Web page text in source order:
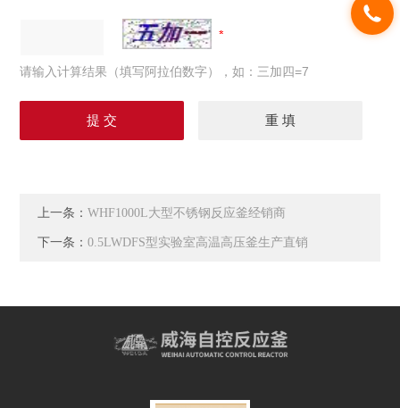
请输入计算结果（填写阿拉伯数字），如：三加四=7
上一条：WHF1000L大型不锈钢反应釜经销商
下一条：0.5LWDFS型实验室高温高压釜生产直销